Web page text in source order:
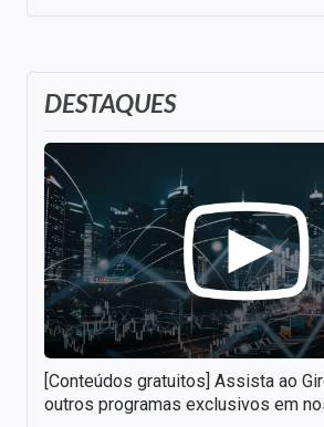
DESTAQUES
[Conteúdos gratuitos] Assista ao
outros programas exclusivos em